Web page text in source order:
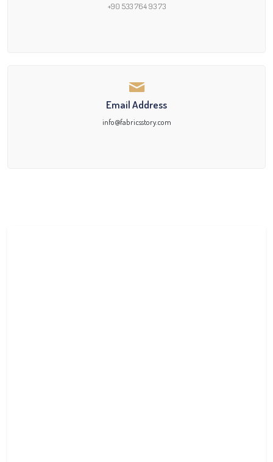
+90 533 764 93 73
Email Address
info@fabricsstory.com